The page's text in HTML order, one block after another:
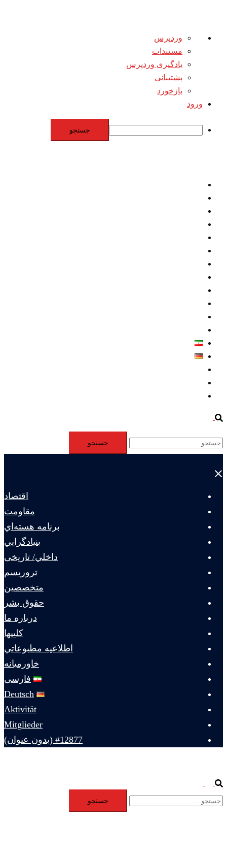
درباره
وردپرس
وردپرس
مستندات
یادگیری وردپرس
پشتیبانی
بازخورد
ورود
جستجو
Search
جستجو
برای:
Close
اقتصاد
مقاومت
برنامه هسته‌اي
بنيادگرايي
داخلي/ تاریخی
تروريسم
متخصصين
حقوق بشر
درباره ما
كليپها
اطلاعيه مطبوعاتي
خاورميانه
فارسی
Deutsch
Aktivität
Mitglieder
#12877 (بدون عنوان)
Search
menuجستجو
برای: